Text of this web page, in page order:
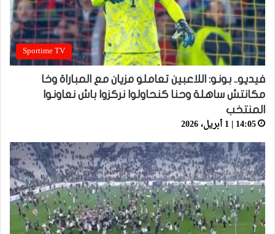
Sportime TV
فيديو.. بونو: اللاعبين تعاملو مزيان مع المباراة وخا
مكانتش ساهلة وحنا كنحاولوا نركزوا باش نعاونوا
المنتخب
14:05 | 1 أبريل، 2026